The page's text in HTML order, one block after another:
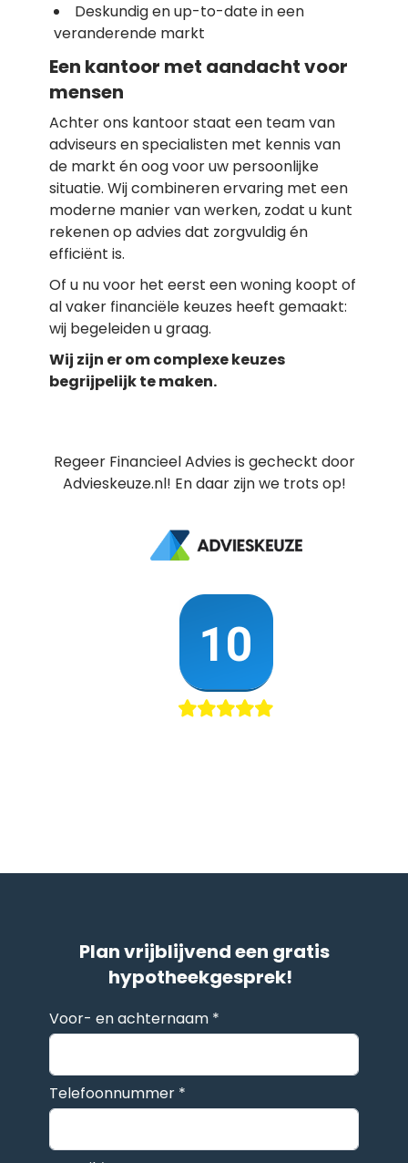
Deskundig en up-to-date in een
veranderende markt
Een kantoor met aandacht voor
mensen
Achter ons kantoor staat een team van
adviseurs en specialisten met kennis van
de markt én oog voor uw persoonlijke
situatie. Wij combineren ervaring met een
moderne manier van werken, zodat u kunt
rekenen op advies dat zorgvuldig én
efficiënt is.
Of u nu voor het eerst een woning koopt of
al vaker financiële keuzes heeft gemaakt:
wij begeleiden u graag.
Wij zijn er om complexe keuzes
begrijpelijk te maken.
Regeer Financieel Advies is gecheckt door
Advieskeuze.nl! En daar zijn we trots op!
Plan vrijblijvend een gratis
hypotheekgesprek!
Voor- en achternaam *
Telefoonnummer *